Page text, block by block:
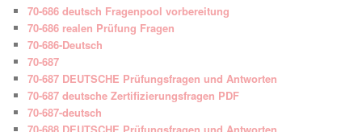
70-686 deutsch Fragenpool vorbereitung
70-686 realen Prüfung Fragen
70-686-Deutsch
70-687
70-687 DEUTSCHE Prüfungsfragen und Antworten
70-687 deutsche Zertifizierungsfragen PDF
70-687-deutsch